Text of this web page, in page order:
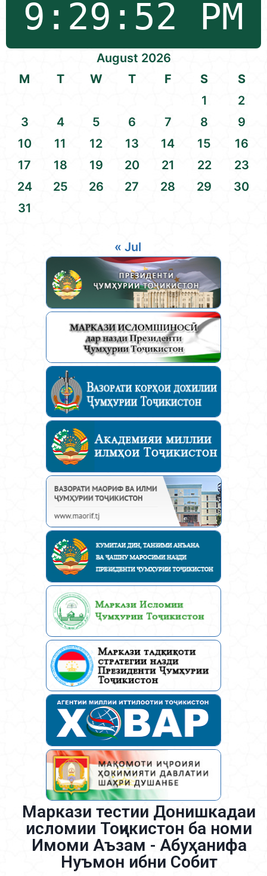
August 2026
M
T W T F S
S
1
2
3
4 5 6 7 8
9
10
11 12 13 14 15
16
17
18 19 20 21 22
23
24
25 26 27 28 29
30
31
« Jul
Маркази тестии Донишкадаи
исломии Тоҷикистон ба номи
Имоми Аъзам - Абуҳанифа
Нуъмон ибни Собит